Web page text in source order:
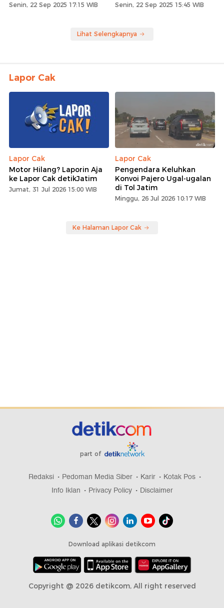
Senin, 22 Sep 2025 17:15 WIB Senin, 22 Sep 2025 15:45 WIB
Lihat Selengkapnya
Lapor Cak
Lapor Cak
Motor Hilang? Laporin Aja
ke Lapor Cak detikJatim
Jumat, 31 Jul 2026 15:00 WIB
Lapor Cak
Pengendara Keluhkan
Konvoi Pajero Ugal-ugalan
di Tol Jatim
Minggu, 26 Jul 2026 10:17 WIB
Ke Halaman Lapor Cak
part of
Redaksi Pedoman Media Siber Karir
Kotak Pos
Info Iklan
Privacy Policy Disclaimer
Download aplikasi detikcom
Copyright @ 2026 detikcom, All right reserved